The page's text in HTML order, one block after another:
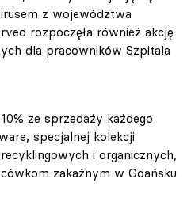
z województwa
rozpoczęła również akcję
dla pracowników Szpitala
ze sprzedaży każdego
specjalnej kolekcji
i organicznych,
zakaźnym w Gdańsku